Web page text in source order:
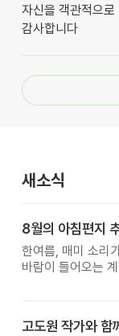
자신을 객관적으
감사합니다
새소식
8월의 아침편지
한여름, 매미 소리
바람이 들어오는
고도원 작가와 함